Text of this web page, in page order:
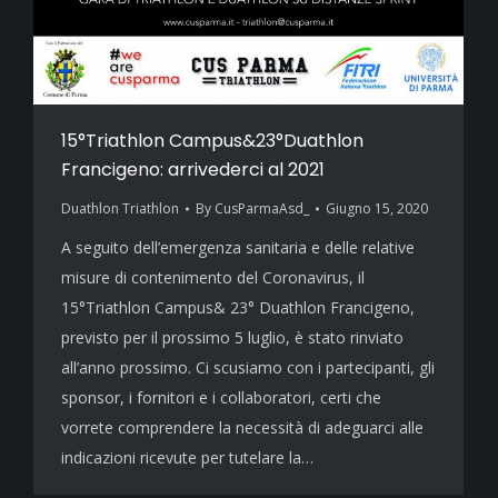
15°Triathlon Campus&23°Duathlon
Francigeno: arrivederci al 2021
Duathlon Triathlon By CusParmaAsd_ Giugno 15, 2020
A seguito dell’emergenza sanitaria e delle relative
misure di contenimento del Coronavirus, il
15°Triathlon Campus& 23° Duathlon Francigeno,
previsto per il prossimo 5 luglio, è stato rinviato
all’anno prossimo. Ci scusiamo con i partecipanti, gli
sponsor, i fornitori e i collaboratori, certi che
vorrete comprendere la necessità di adeguarci alle
indicazioni ricevute per tutelare la…